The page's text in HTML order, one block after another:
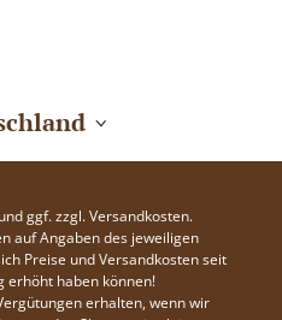
ggf. zzgl. Versandkosten.
auf Angaben des jeweiligen
Preise und Versandkosten seit
erhöht haben können!
erhalten, wenn wir